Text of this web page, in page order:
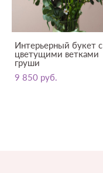
Интерьерный букет с
цветущими ветками
груши
9 850 pуб.